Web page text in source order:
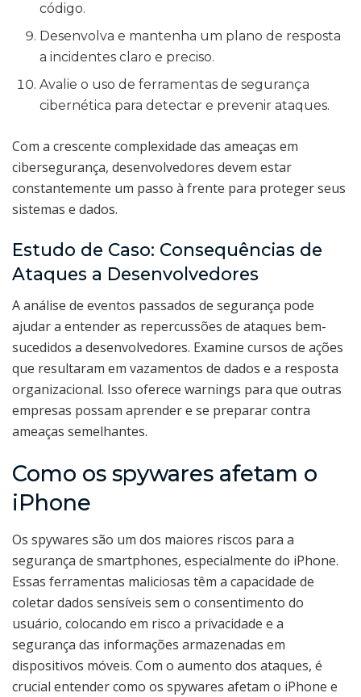
código.
Desenvolva e mantenha um plano de resposta
a incidentes claro e preciso.
Avalie o uso de ferramentas de segurança
cibernética para detectar e prevenir ataques.
Com a crescente complexidade das ameaças em
cibersegurança, desenvolvedores devem estar
constantemente um passo à frente para proteger seus
sistemas e dados.
Estudo de Caso: Consequências de
Ataques a Desenvolvedores
A análise de eventos passados de segurança pode
ajudar a entender as repercussões de ataques bem-
sucedidos a desenvolvedores. Examine cursos de ações
que resultaram em vazamentos de dados e a resposta
organizacional. Isso oferece warnings para que outras
empresas possam aprender e se preparar contra
ameaças semelhantes.
Como os spywares afetam o
iPhone
Os spywares são um dos maiores riscos para a
segurança de smartphones, especialmente do iPhone.
Essas ferramentas maliciosas têm a capacidade de
coletar dados sensíveis sem o consentimento do
usuário, colocando em risco a privacidade e a
segurança das informações armazenadas em
dispositivos móveis. Com o aumento dos ataques, é
crucial entender como os spywares afetam o iPhone e